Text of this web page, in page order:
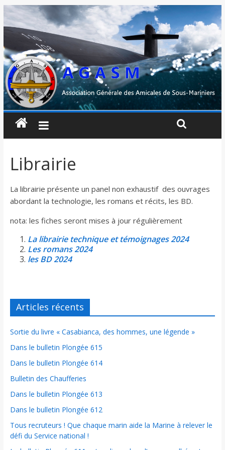
Librairie
La librairie présente un panel non exhaustif des ouvrages
abordant la technologie, les romans et récits, les BD.
nota: les fiches seront mises à jour régulièrement
La librairie technique et témoignages 2024
Les romans 2024
les BD 2024
Articles récents
Sortie du livre « Casabianca, des hommes, une légende »
Dans le bulletin Plongée 615
Dans le bulletin Plongée 614
Bulletin des Chaufferies
Dans le bulletin Plongée 613
Dans le bulletin Plongée 612
Tous recruteurs ! Que chaque marin aide la Marine à relever le
défi du Service national !